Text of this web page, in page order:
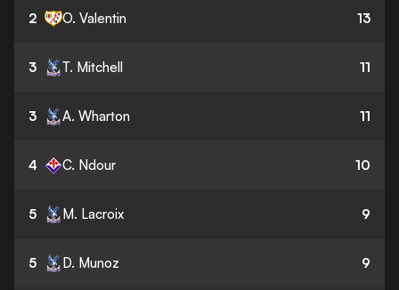
2 O. Valentin 13
3 T. Mitchell 11
3 A. Wharton 11
4 C. Ndour 10
5 M. Lacroix 9
5 D. Munoz 9